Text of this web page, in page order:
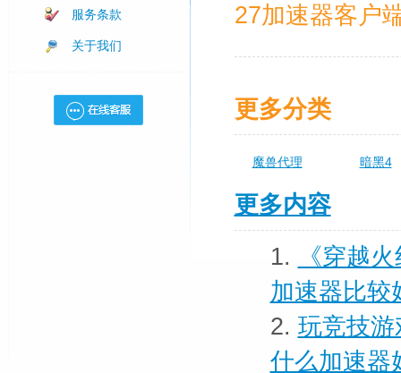
服务条款
关于我们
27加速器客户
更多分类
魔兽代理 暗黑4
更多内容
1.
《穿越
加速器比较
2. 玩竞技
什么加速器